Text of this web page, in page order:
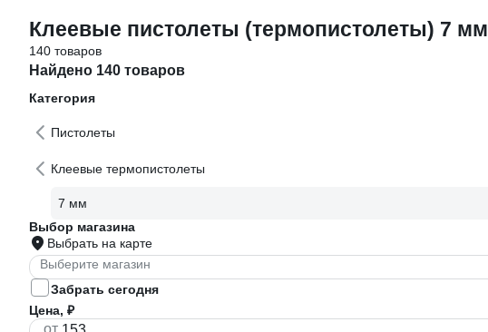
Клеевые пистолеты (термопистолеты) 7 мм
140 товаров
Найдено 140 товаров
Категория
Пистолеты
Клеевые термопистолеты
7 мм
Выбор магазина
Выбрать на карте
Выберите магазин
Забрать сегодня
Цена, ₽
от